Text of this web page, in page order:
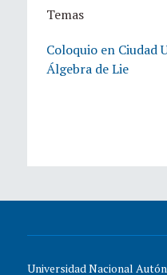
Temas
Coloquio en Ciudad
Álgebra de Lie
Universidad Nacional